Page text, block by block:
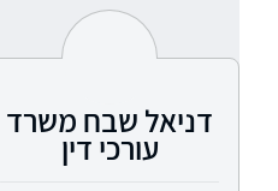
דניאל שבח משרד
עורכי דין